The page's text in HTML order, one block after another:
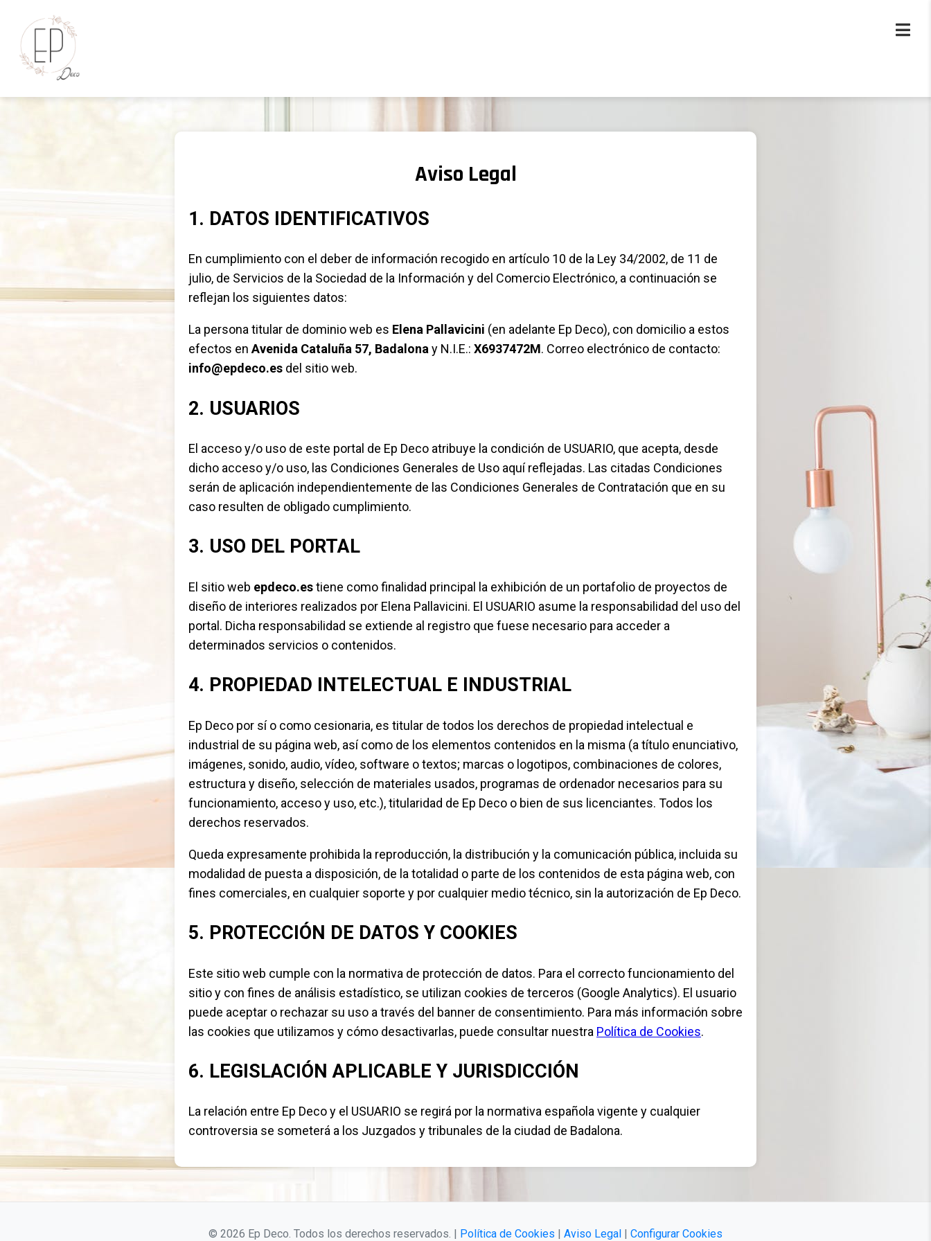
Aviso Legal
1. DATOS IDENTIFICATIVOS
En cumplimiento con el deber de información recogido en artículo 10 de la Ley 34/2002, de 11 de
julio, de Servicios de la Sociedad de la Información y del Comercio Electrónico, a continuación se
reflejan los siguientes datos:
La persona titular de dominio web es Elena Pallavicini (en adelante Ep Deco), con domicilio a estos
efectos enAvenida Cataluña 57, Badalonay N.I.E.: X6937472M. Correo electrónico de contacto:
info@epdeco.es del sitio web.
2. USUARIOS
El acceso y/o uso de este portal de Ep Deco atribuye la condición de USUARIO, que acepta, desde
dicho acceso y/o uso, las Condiciones Generales de Uso aquí reflejadas. Las citadas Condiciones
serán de aplicación independientemente de las Condiciones Generales de Contratación que en su
caso resulten de obligado cumplimiento.
3. USO DEL PORTAL
El sitio web epdeco.estiene como finalidad principal la exhibición de un portafolio de proyectos de
diseño de interiores realizados por Elena Pallavicini. El USUARIO asume la responsabilidad del uso del
portal. Dicha responsabilidad se extiende al registro que fuese necesario para acceder a
determinados servicios o contenidos.
4. PROPIEDAD INTELECTUAL E INDUSTRIAL
Ep Deco por sí o como cesionaria, es titular de todos los derechos de propiedad intelectual e
industrial de su página web, así como de los elementos contenidos en la misma (a título enunciativo,
imágenes, sonido, audio, vídeo, software o textos; marcas o logotipos, combinaciones de colores,
estructura y diseño, selección de materiales usados, programas de ordenador necesarios para su
funcionamiento, acceso y uso, etc.), titularidad de Ep Deco o bien de sus licenciantes. Todos los
derechos reservados.
Queda expresamente prohibida la reproducción, la distribución y la comunicación pública, incluida su
modalidad de puesta a disposición, de la totalidad o parte de los contenidos de esta página web, con
fines comerciales, en cualquier soporte y por cualquier medio técnico, sin la autorización de Ep Deco.
5. PROTECCIÓN DE DATOS Y COOKIES
Este sitio web cumple con la normativa de protección de datos. Para el correcto funcionamiento del
sitio y con fines de análisis estadístico, se utilizan cookies de terceros (Google Analytics). El usuario
puede aceptar o rechazar su uso a través del banner de consentimiento. Para más información sobre
las cookies que utilizamos y cómo desactivarlas, puede consultar nuestra Política de Cookies.
6. LEGISLACIÓN APLICABLE Y JURISDICCIÓN
La relación entre Ep Deco y el USUARIO se regirá por la normativa española vigente y cualquier
controversia se someterá a los Juzgados y tribunales de la ciudad de Badalona.
© 2026 Ep Deco. Todos los derechos reservados. | Política de Cookies Aviso Legal Configurar Cookies